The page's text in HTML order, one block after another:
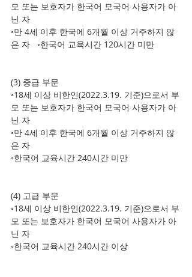
모 또는 보호자가 한국어 모국어 사용자가 아
닌 자
◦만 4세 이후 한국에 6개월 이상 거주하지 않
은 자   ◦한국어 교육시간 120시간 미만
(3) 중급 부문
◦18세 이상 비한인(2022.3.19. 기준)으로서 부
모 또는 보호자가 한국어 모국어 사용자가 아
닌 자
◦만 4세 이후 한국에 6개월 이상 거주하지 않
은 자
◦한국어 교육시간 240시간 미만
(4) 고급 부문
◦18세 이상 비한인(2022.3.19. 기준)으로서 부
모 또는 보호자가 한국어 모국어 사용자가 아
닌 자
◦한국어 교육시간 240시간 이상